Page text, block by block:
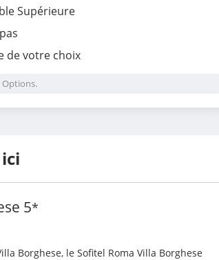
Supérieure
de votre choix
Options.
5*
Borghese, le Sofitel Roma Villa Borghese